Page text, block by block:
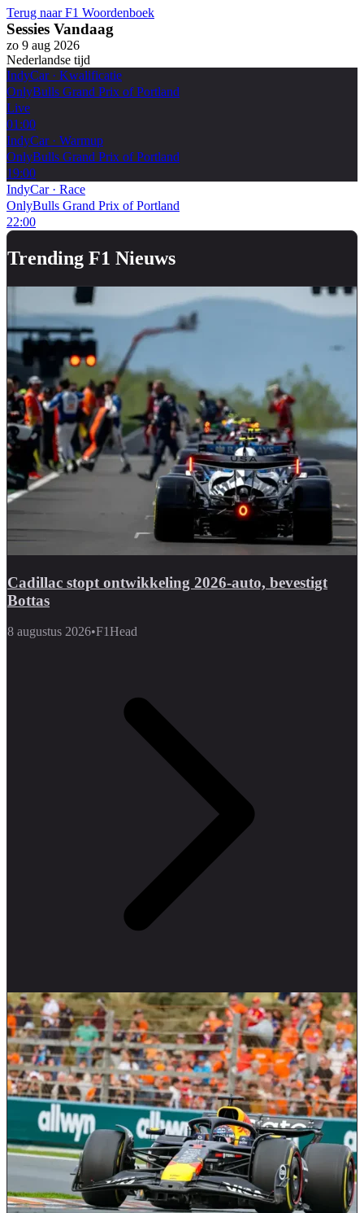
Terug naar F1 Woordenboek
Sessies Vandaag
zo 9 aug 2026
Nederlandse tijd
IndyCar· Kwalificatie
OnlyBulls Grand Prix of Portland
Live
01:00
IndyCar· Warmup
OnlyBulls Grand Prix of Portland
19:00
IndyCar· Race
OnlyBulls Grand Prix of Portland
22:00
Trending F1 Nieuws
Cadillac stopt ontwikkeling 2026-auto, bevestigt
Bottas
8 augustus 2026•F1Head